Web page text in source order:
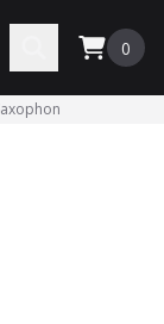
öffnen 0